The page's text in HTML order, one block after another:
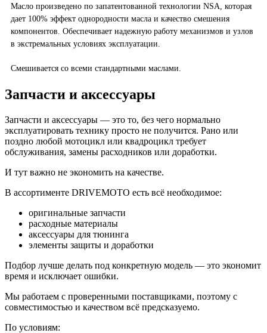
Масло произведено по запатентованной технологии NSA, которая
дает 100% эффект однородности масла и качество смешения
компонентов. Обеспечивает надежную работу механизмов и узлов
в экстремальных условиях эксплуатации.
Смешивается со всеми стандартными маслами.
Запчасти и аксессуары
Запчасти и аксессуары — это то, без чего нормально
эксплуатировать технику просто не получится. Рано или
поздно любой мотоцикл или квадроцикл требует
обслуживания, замены расходников или доработки.
И тут важно не экономить на качестве.
В ассортименте DRIVEMOTO есть всё необходимое:
оригинальные запчасти
расходные материалы
аксессуары для тюнинга
элементы защиты и доработки
Подбор лучше делать под конкретную модель — это экономит
время и исключает ошибки.
Мы работаем с проверенными поставщиками, поэтому с
совместимостью и качеством всё предсказуемо.
По условиям: